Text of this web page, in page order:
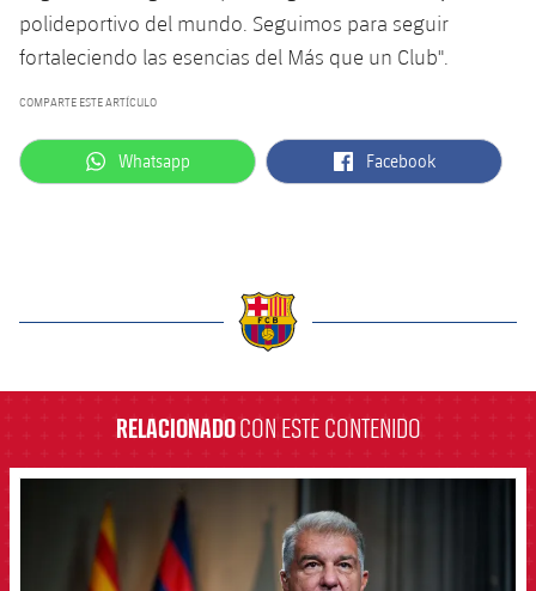
polideportivo del mundo. Seguimos para seguir
fortaleciendo las esencias del Más que un Club".
COMPARTE ESTE ARTÍCULO
label.aria.whatsapp
Whatsapp label.aria.facebook
Facebook
RELACIONADOCON ESTE CONTENIDO